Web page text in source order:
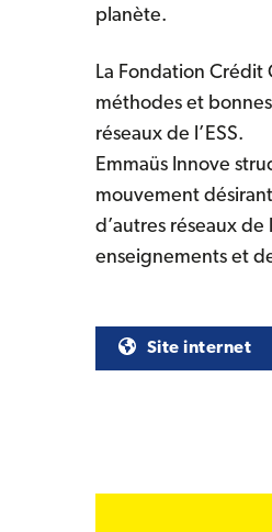
planète.
La Fondation
méthodes et
réseaux de l’ESS.
Emmaüs Innove
mouvement
d’autres réseaux de
enseignements et
Site internet